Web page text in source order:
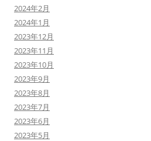
2024年2月
2024年1月
2023年12月
2023年11月
2023年10月
2023年9月
2023年8月
2023年7月
2023年6月
2023年5月